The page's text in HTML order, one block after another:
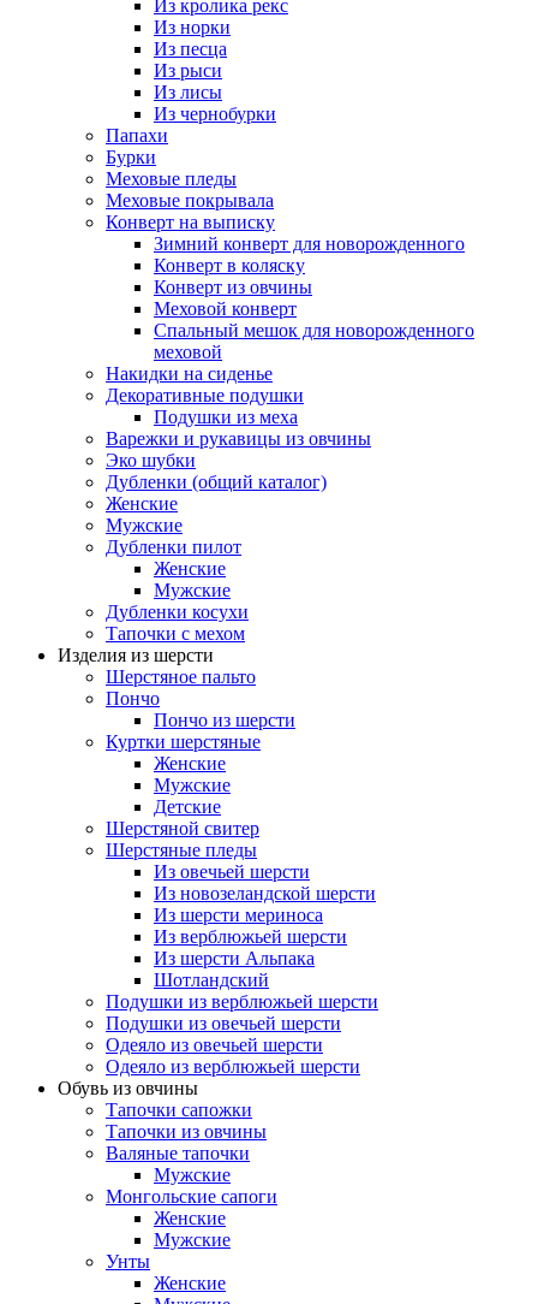
Из кролика рекс
Из норки
Из песца
Из рыси
Из лисы
Из чернобурки
Папахи
Бурки
Меховые пледы
Меховые покрывала
Конверт на выписку
Зимний конверт для новорожденного
Конверт в коляску
Конверт из овчины
Меховой конверт
Спальный мешок для новорожденного
меховой
Накидки на сиденье
Декоративные подушки
Подушки из меха
Варежки и рукавицы из овчины
Эко шубки
Дубленки (общий каталог)
Женские
Мужские
Дубленки пилот
Женские
Мужские
Дубленки косухи
Тапочки с мехом
Изделия из шерсти
Шерстяное пальто
Пончо
Пончо из шерсти
Куртки шерстяные
Женские
Мужские
Детские
Шерстяной свитер
Шерстяные пледы
Из овечьей шерсти
Из новозеландской шерсти
Из шерсти мериноса
Из верблюжьей шерсти
Из шерсти Альпака
Шотландский
Подушки из верблюжьей шерсти
Подушки из овечьей шерсти
Одеяло из овечьей шерсти
Одеяло из верблюжьей шерсти
Обувь из овчины
Тапочки сапожки
Тапочки из овчины
Валяные тапочки
Мужские
Монгольские сапоги
Женские
Мужские
Унты
Женские